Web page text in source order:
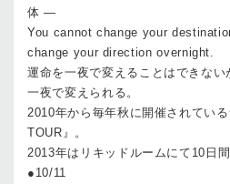
体 —
You cannot change your
change your direction overnight.
運命を一夜で変えることはできない
一夜で変えられる。
2010年から毎年秋に開催されてい
TOUR』。
2013年はリキッドルームにて10日
●10/11